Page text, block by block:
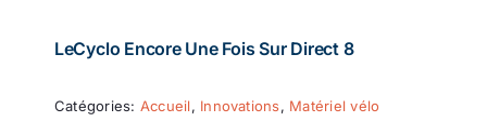
LeCyclo Encore Une Fois Sur Direct 8
Catégories: Accueil, Innovations, Matériel vélo